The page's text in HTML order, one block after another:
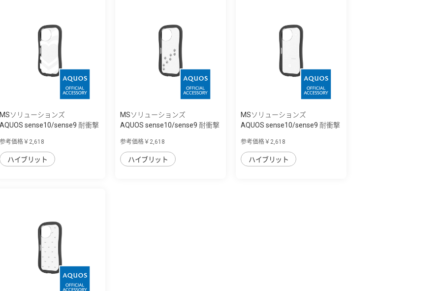
MSソリューションズ
AQUOS sense10/sense9 耐衝撃
参考価格￥2,618
ハイブリット
MSソリューションズ
AQUOS sense10/sense9 耐衝撃
参考価格￥2,618
ハイブリット
MSソリューションズ
AQUOS sense10/sense9 耐衝撃
参考価格￥2,618
ハイブリット